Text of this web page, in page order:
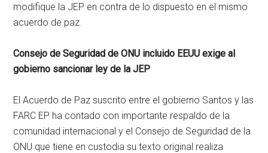
modifique la JEP en contra de lo dispuesto en el mismo
acuerdo de paz.
Consejo de Seguridad de ONU incluido EEUU exige al
gobierno sancionar ley de la JEP
El Acuerdo de Paz suscrito entre el gobierno Santos y las
FARC EP ha contado con importante respaldo de la
comunidad internacional y el Consejo de Seguridad de la
ONU que tiene en custodia su texto original realiza